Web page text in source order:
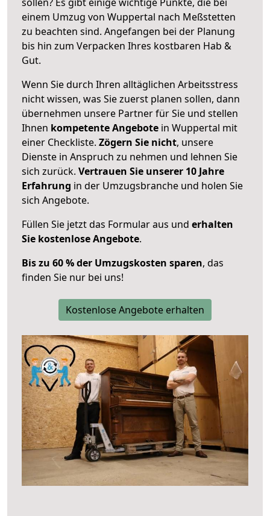
einem Umzug von Wuppertal nach Meßstetten
zu beachten sind. Angefangen bei der Planung
bis hin zum Verpacken Ihres kostbaren Hab &
Gut.
Wenn Sie durch Ihren alltäglichen Arbeitsstress
nicht wissen, was Sie zuerst planen sollen, dann
übernehmen unsere Partner für Sie und stellen
Ihnen kompetente Angebote in Wuppertal mit
einer Checkliste. Zögern Sie nicht, unsere
Dienste in Anspruch zu nehmen und lehnen Sie
sich zurück. Vertrauen Sie unserer 10 Jahre
Erfahrung in der Umzugsbranche und holen Sie
sich Angebote.
Füllen Sie jetzt das Formular aus und erhalten
Sie kostenlose Angebote.
Bis zu 60 % der Umzugskosten sparen, das
finden Sie nur bei uns!
Kostenlose Angebote erhalten